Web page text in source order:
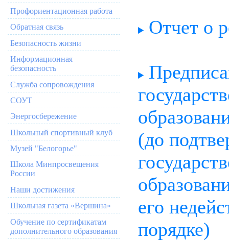
Профориентационная работа
Обратная связь
Безопасность жизни
Информационная
безопасность
Служба сопровождения
СОУТ
Энергосбережение
Школьный спортивный клуб
Музей "Белогорье"
Школа Минпросвещения
России
Наши достижения
Школьная газета «Вершина»
Обучение по сертификатам
дополнительного образования
Отчет о
(до
его
порядке)